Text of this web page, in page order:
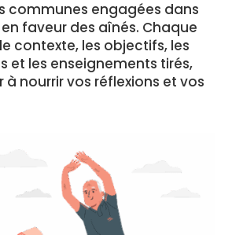
communes engagées dans
faveur des aînés. Chaque
contexte, les objectifs, les
et les enseignements tirés,
à nourrir vos réflexions et vos